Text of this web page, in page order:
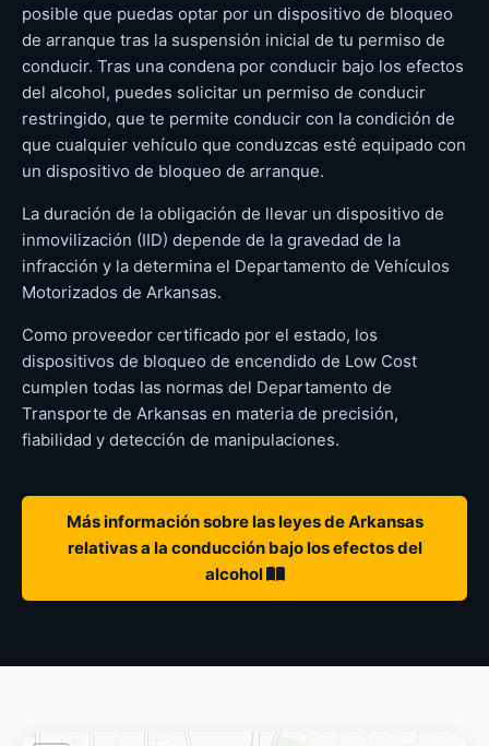
posible que puedas optar por un dispositivo de bloqueo
de arranque tras la suspensión inicial de tu permiso de
conducir. Tras una condena por conducir bajo los efectos
del alcohol, puedes solicitar un permiso de conducir
restringido, que te permite conducir con la condición de
que cualquier vehículo que conduzcas esté equipado con
un dispositivo de bloqueo de arranque.
La duración de la obligación de llevar un dispositivo de
inmovilización (IID) depende de la gravedad de la
infracción y la determina el Departamento de Vehículos
Motorizados de Arkansas.
Como proveedor certificado por el estado, los
dispositivos de bloqueo de encendido de Low Cost
cumplen todas las normas del Departamento de
Transporte de Arkansas en materia de precisión,
fiabilidad y detección de manipulaciones.
Más información sobre las leyes de Arkansas
relativas a la conducción bajo los efectos del
alcohol